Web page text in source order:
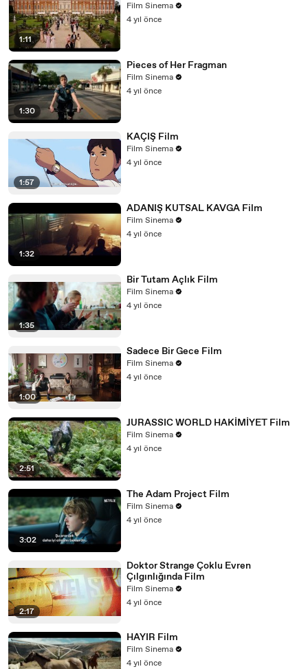
1:11
Film Sinema
4 yıl önce
1:30
Pieces of Her Fragman
Film Sinema
4 yıl önce
1:57
KAÇIŞ Film
Film Sinema
4 yıl önce
1:32
ADANIŞ KUTSAL KAVGA Film
Film Sinema
4 yıl önce
1:35
Bir Tutam Açlık Film
Film Sinema
4 yıl önce
1:00
Sadece Bir Gece Film
Film Sinema
4 yıl önce
2:51
JURASSIC WORLD HAKİMİYET Film
Film Sinema
4 yıl önce
3:02
The Adam Project Film
Film Sinema
4 yıl önce
2:17
Doktor Strange Çoklu Evren
Çılgınlığında Film
Film Sinema
4 yıl önce
HAYIR Film
Film Sinema
4 yıl önce